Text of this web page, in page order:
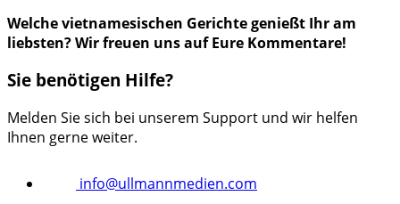
Welche vietnamesischen Gerichte genießt Ihr am
liebsten? Wir freuen uns auf Eure Kommentare!
Sie benötigen Hilfe?
Melden Sie sich bei unserem Support und wir helfen
Ihnen gerne weiter.
info@ullmannmedien.com